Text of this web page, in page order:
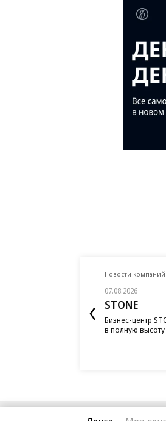
Новости компаний
07.08.2026
STONE
Бизнес-центр
в полную высоту